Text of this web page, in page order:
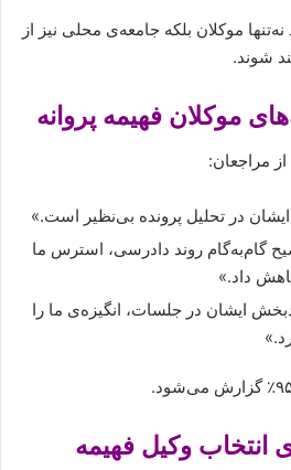
موکلان بلکه جامعه‌ی محلی نیز از
شوند.
مراجعان:
در تحلیل پرونده بی‌نظیر است.»
گام‌به‌گام روند دادرسی، استرس ما
داد.»
ایشان در جلسات، انگیزه‌ی ما را
انتخاب وکیل فهیمه